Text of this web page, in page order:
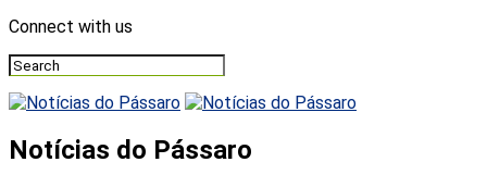
Connect with us
Notícias do Pássaro